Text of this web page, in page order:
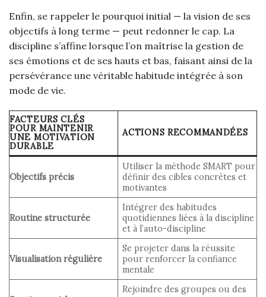
Enfin, se rappeler le pourquoi initial — la vision de ses
objectifs à long terme — peut redonner le cap. La
discipline s’affine lorsque l’on maîtrise la gestion de
ses émotions et de ses hauts et bas, faisant ainsi de la
persévérance une véritable habitude intégrée à son
mode de vie.
FACTEURS CLÉS
POUR MAINTENIR
UNE MOTIVATION
DURABLE
ACTIONS RECOMMANDÉES
Objectifs précis
Utiliser la méthode SMART pour
définir des cibles concrètes et
motivantes
Routine structurée
Intégrer des habitudes
quotidiennes liées à la discipline
et à l’auto-discipline
Visualisation régulière
Se projeter dans la réussite
pour renforcer la confiance
mentale
Rejoindre des groupes ou des